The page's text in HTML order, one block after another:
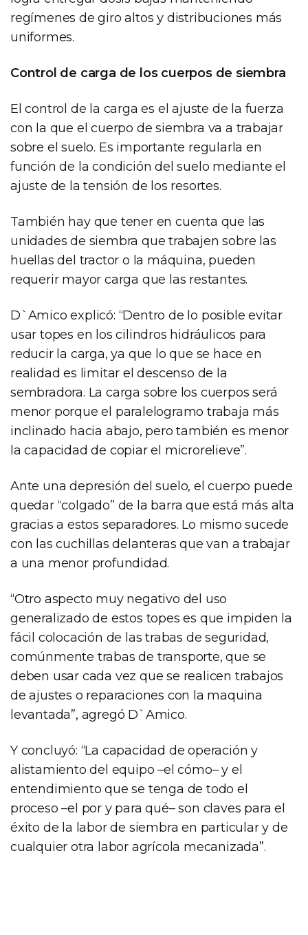
regímenes de giro altos y distribuciones más
uniformes.
Control de carga de los cuerpos de siembra
El control de la carga es el ajuste de la fuerza
con la que el cuerpo de siembra va a trabajar
sobre el suelo. Es importante regularla en
función de la condición del suelo mediante el
ajuste de la tensión de los resortes.
También hay que tener en cuenta que las
unidades de siembra que trabajen sobre las
huellas del tractor o la máquina, pueden
requerir mayor carga que las restantes.
D`Amico explicó: “Dentro de lo posible evitar
usar topes en los cilindros hidráulicos para
reducir la carga, ya que lo que se hace en
realidad es limitar el descenso de la
sembradora. La carga sobre los cuerpos será
menor porque el paralelogramo trabaja más
inclinado hacia abajo, pero también es menor
la capacidad de copiar el microrelieve”.
Ante una depresión del suelo, el cuerpo puede
quedar “colgado” de la barra que está más alta
gracias a estos separadores. Lo mismo sucede
con las cuchillas delanteras que van a trabajar
a una menor profundidad.
“Otro aspecto muy negativo del uso
generalizado de estos topes es que impiden la
fácil colocación de las trabas de seguridad,
comúnmente trabas de transporte, que se
deben usar cada vez que se realicen trabajos
de ajustes o reparaciones con la maquina
levantada”, agregó D`Amico.
Y concluyó: “La capacidad de operación y
alistamiento del equipo –el cómo– y el
entendimiento que se tenga de todo el
proceso –el por y para qué– son claves para el
éxito de la labor de siembra en particular y de
cualquier otra labor agrícola mecanizada”.